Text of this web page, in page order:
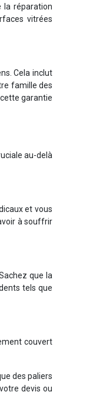
la réparation
vitrées
Cela inclut
famille des
garantie
au-delà
et vous
à souffrir
que la
tels que
couvert
des paliers
devis ou